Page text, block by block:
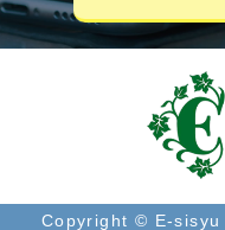
Copyright © E-